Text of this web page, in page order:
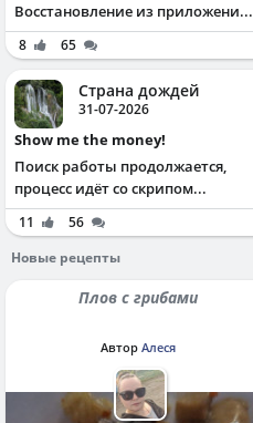
Восстановление из приложени...
8 65
Страна дождей
31-07-2026
Show me the money!
Поиск работы продолжается,
процесс идёт со скрипом...
11
56
Новые рецепты
Плов с грибами
Автор Алеся